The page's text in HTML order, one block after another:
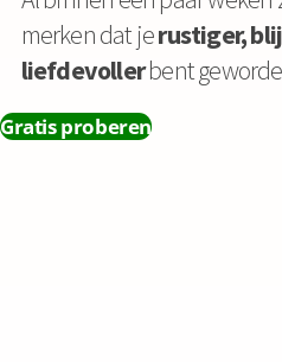
merken dat jerustiger,
liefdevollerbent
Gratis proberen